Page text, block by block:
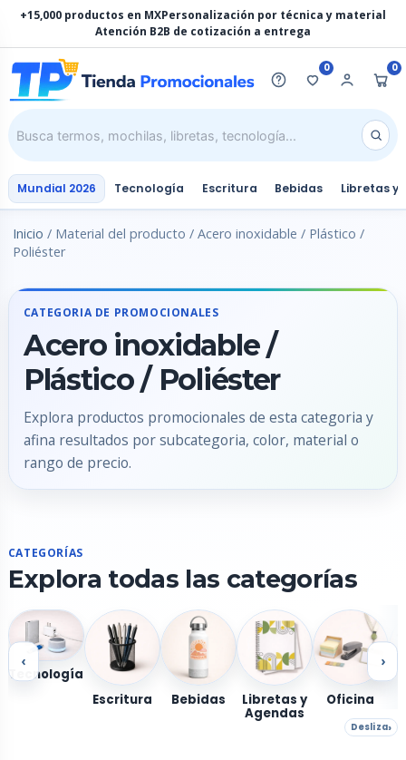
contenido
+15,000 productos en MXPersonalización por técnica y material
Atención B2B de cotización a entrega
0 0
Mundial 2026 Tecnología Escritura Bebidas Libretas y
Inicio / Material del producto / Acero inoxidable / Plástico /
Poliéster
CATEGORIA DE PROMOCIONALES
Acero inoxidable /
Plástico / Poliéster
Explora productos promocionales de esta categoria y
afina resultados por subcategoria, color, material o
rango de precio.
CATEGORÍAS
Explora todas las categorías
‹
Tecnología
Escritura
Bebidas Libretas y
Agendas
Oficina
›
Desliza